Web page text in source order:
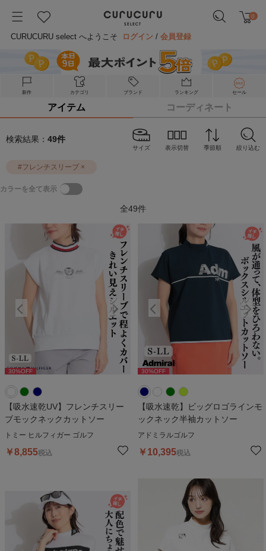
0
CURUCURU select へようこそ ログイン /会員登録
新作 カテゴリ ブランド ランキング セール
アイテム コーディネート
検索結果： 49件
サイズ 表示切替 季節順 絞り込む
#フレンチスリーブ ×
カラーを全て表示
全49件
30%OFF %OFF
【吸水速乾UV】フレンチスリー
ブモックネックカットソー
トミー ヒルフィガー ゴルフ
￥8,855税込
30%OFF 30%OFF
【吸水速乾】ビッグロゴラインモ
ックネック半袖カットソー
アドミラルゴルフ
￥ 10,395税込